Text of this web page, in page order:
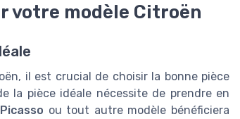
votre modèle Citroën
il est crucial de choisir la bonne pièce
la pièce idéale nécessite de prendre en
ou tout autre modèle bénéficiera